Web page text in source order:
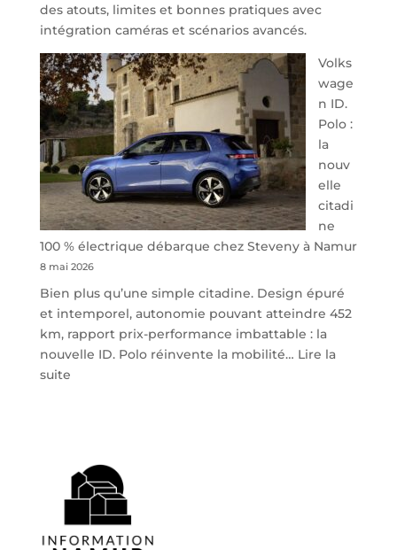
à
l’aéroport
de
Charleroi
des atouts, limites et bonnes pratiques avec
intégration caméras et scénarios avancés.
Volks
wage
n ID.
Polo :
la
nouv
elle
citadi
ne
100 % électrique débarque chez Steveny à Namur
8 mai 2026
Bien plus qu’une simple citadine. Design épuré
et intemporel, autonomie pouvant atteindre 452
km, rapport prix-performance imbattable : la
nouvelle ID. Polo réinvente la mobilité… Lire la
suite:
la
nouvelle
citadine
100